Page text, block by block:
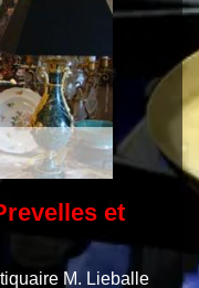
et
M. Lieballe